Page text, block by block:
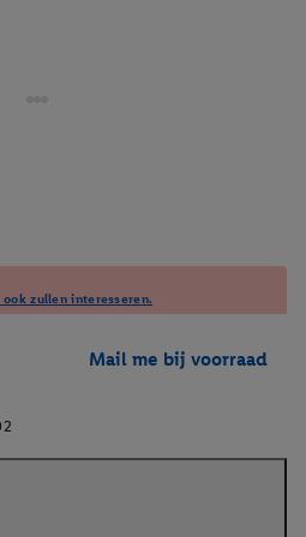
zullen interesseren.
Mail me bij voorraad